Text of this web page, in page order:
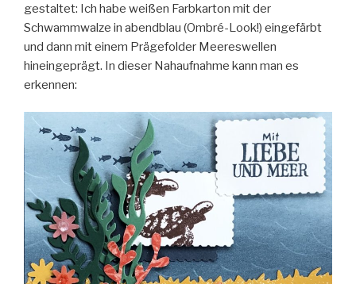
gestaltet: Ich habe weißen Farbkarton mit der
Schwammwalze in abendblau (Ombré-Look!) eingefärbt
und dann mit einem Prägefolder Meereswellen
hineingeprägt. In dieser Nahaufnahme kann man es
erkennen: